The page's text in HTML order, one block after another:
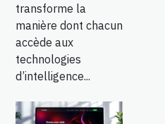
transforme la
manière dont chacun
accède aux
technologies
d’intelligence...